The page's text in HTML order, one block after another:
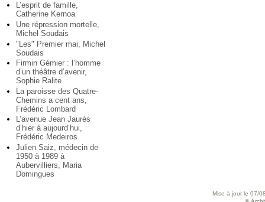
L’esprit de famille,
Catherine Kernoa
Une répression mortelle,
Michel Soudais
"Les" Premier mai, Michel
Soudais
Firmin Gémier : l’homme
d’un théâtre d’avenir,
Sophie Ralite
La paroisse des Quatre-
Chemins a cent ans,
Frédéric Lombard
L’avenue Jean Jaurès
d’hier à aujourd’hui,
Frédéric Medeiros
Julien Saiz, médecin de
1950 à 1989 à
Aubervilliers, Maria
Domingues
Mise à jour le 07/